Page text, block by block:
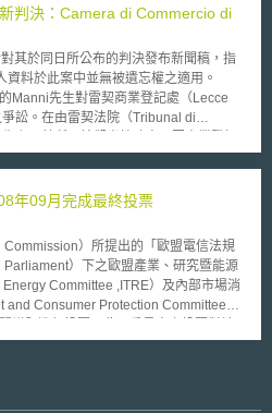
Health Insurance Portability and
加密促進標準」（Advanced Encryption
個人電子醫療資訊的保護網。 在此次
用程式欲使用與接近電子醫療紀錄，應符
同時，處理個人醫療資訊的系統，也必
的能力，以保障個人醫療資訊的安全與完
求相關的適用機構，必須在2013年以
“SAML”）、網路服務認證（Web
Standards, “OASIS”）的機
判決：Camera di Commercio di
於同日所公布的判決發布新聞稿，指
料於此案中並無被遺忘權之適用。
先生對雷契商業登記處（Lecce
訟。在由雷契法院（Tribunal di
任負責人的公司倒閉之影響而無法成
聯結匿名化，並應對其為損害賠償。嗣
院的先訴裁定（preliminary uuling）程
特別是對於有意願入股上市公司或股份
所涉法律權利之範圍，以及這些權利限
，歐盟法院認為本案所涉之事實並不足
年09月完成最終投票
）所提出的「歐盟電信法規
）下之歐盟產業、研究暨能源
Committee ,ITRE）及內部市場消
and Consumer Protection Committee
須至9月3日歐洲議會完成全員的最終投
爭面臨瓶頸，消費者的選擇也隨之下
阻礙跨國經營及泛歐普及服務，業者亦